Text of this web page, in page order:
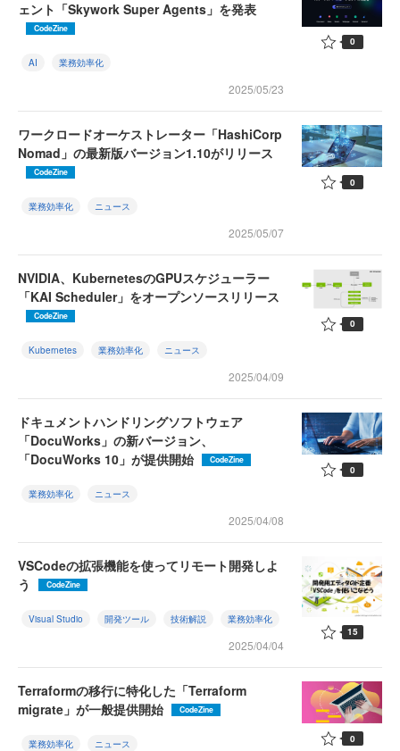
ェント「Skywork Super Agents」を発表
CodeZine
AI 業務効率化
2025/05/23
0
ワークロードオーケストレーター「HashiCorp
Nomad」の最新版バージョン1.10がリリース
CodeZine
業務効率化 ニュース
2025/05/07
0
NVIDIA、KubernetesのGPUスケジューラー
「KAI Scheduler」をオープンソースリリース
CodeZine
Kubernetes 業務効率化 ニュース
2025/04/09
0
ドキュメントハンドリングソフトウェア
「DocuWorks」の新バージョン、
「DocuWorks 10」が提供開始
CodeZine
業務効率化 ニュース
2025/04/08
0
VSCodeの拡張機能を使ってリモート開発しよ
う
CodeZine
Visual Studio 開発ツール 技術解説 業務効率化
2025/04/04
15
Terraformの移行に特化した「Terraform
migrate」が一般提供開始
CodeZine
業務効率化 ニュース 0